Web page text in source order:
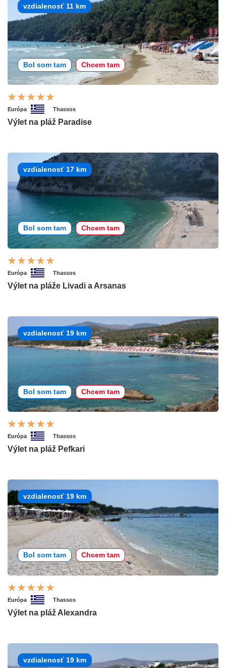
vzdialenosť 11 km
Bol som tam Chcem tam
Európa Thassos
Výlet na pláž Paradise
vzdialenosť 17 km
Bol som tam Chcem tam
Európa Thassos
Výlet na pláže Livadi a Arsanas
vzdialenosť 19 km
Bol som tam Chcem tam
Európa Thassos
Výlet na pláž Pefkari
vzdialenosť 19 km
Bol som tam Chcem tam
Európa Thassos
Výlet na pláž Alexandra
vzdialenosť 19 km